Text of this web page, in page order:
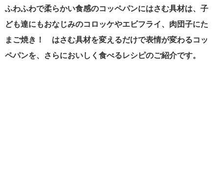
ふわふわで柔らかい食感のコッペパンにはさむ具材は、子
ども達にもおなじみのコロッケやエビフライ、肉団子にた
まご焼き！ はさむ具材を変えるだけで表情が変わるコッ
ペパンを、さらにおいしく食べるレシピのご紹介です。